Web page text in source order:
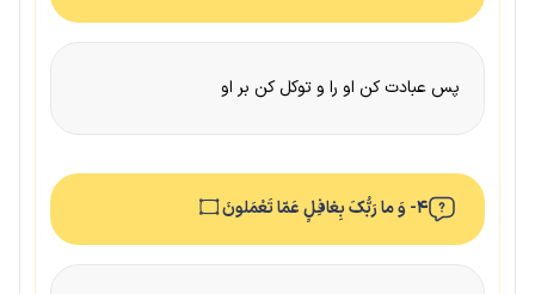
پس عبادت کن او را و توکل کن بر او
۴- وَ ما رَبُّکَ بِغافِلٍ عَمّا تَعْمَلونَ ۝